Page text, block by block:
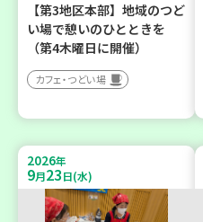
【第3地区本部】地域のつど
い場で憩いのひとときを
（第4木曜日に開催）
カフェ・つどい場
2026年
9月23日(水)